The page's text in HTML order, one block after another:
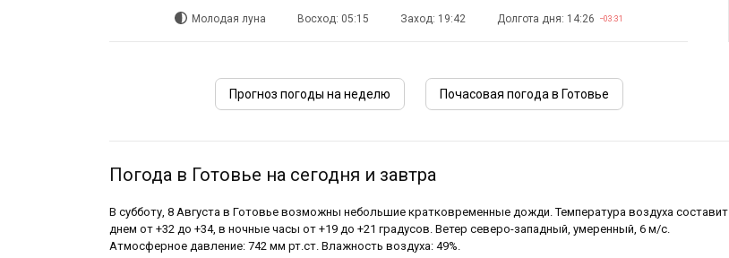
Молодая луна Восход: 05:15 Заход: 19:42 Долгота дня: 14:26 −03:31
Прогноз погоды на неделю Почасовая погода в Готовье
Погода в Готовье на сегодня и завтра
В субботу, 8 Августа в Готовье возможны небольшие кратковременные дожди. Температура воздуха составит
днем от +32 до +34, в ночные часы от +19 до +21 градусов. Ветер северо-западный, умеренный, 6 м/с.
Атмосферное давление: 742 мм рт.ст. Влажность воздуха: 49%.